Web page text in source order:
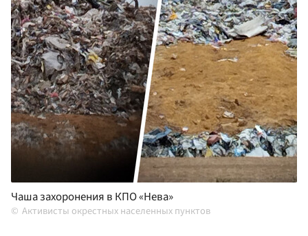
Чаша захоронения в КПО «Нева»
Активисты окрестных населенных пунктов